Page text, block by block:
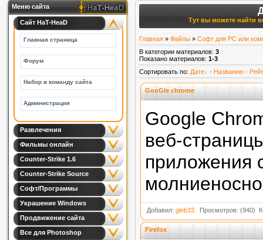
Меню сайта
Сайт HaT-HeaD
Главная страница
Форум
Набор в команду сайта
Администрация
Развлечения
Фильмы онлайн
Counter-Strike 1.6
Counter-Strike Source
Софт/Программы
Украшение Windows
Продвижение сайта
Все для Photoshop
Тут вы можете найти
Главная » Файлы » Софт для PC или
В категории материалов: 3
Показано материалов: 1-3
Сортировать по: Дате · Названию ·
GooGle chrome
Google
веб-
приложения
Добавил: gleb33 Просмотров: (940)
Firefox